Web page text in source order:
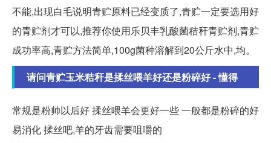
不能,出现白毛说明青贮原料已经变质了,青贮一定要选用好
的青贮剂才可以,推荐你使用乐贝丰乳酸菌秸秆青贮剂,青贮
成功率高,青贮方法简单,100g菌种溶解到20公斤水中,均。
请问青贮玉米秸秆是揉丝喂羊好还是粉碎好 - 懂得
常规是粉帅以后好 揉丝喂羊会更好一些 一般都是粉碎的好
易消化 揉丝吧,羊的牙齿需要咀嚼的